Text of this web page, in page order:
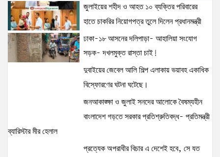
দুবাইয়ের জেবেল আলি শিল্প এলাকায় ভয়াবহ একাধিক
বিস্ফোরণের ঘটনা ঘটেছে।
15 views
ঢাকা-১৮ আসনের দলিপাড়া- আহালিয়া সংযোগ সড়ক-
দখলমুক্ত রাস্তা চাই!
|posted on August 6, 2026
‘তরুণদের উৎসাহ দিলেন যুব ও ক্রীড়া প্রতিমন্ত্রী, এলজিআরডি
জুলাইয়ের শহীদ ও আহত ১০ ব্যক্তির পরিবারের
হাতে চাকরির নিয়োগপত্র তুলে দিলেন প্রধানমন্ত্রী
ঢাকা-১৮ আসনের দলিপাড়া- আহালিয়া সংযোগ
সড়ক- দখলমুক্ত রাস্তা চাই!
দুবাইয়ের জেবেল আলি শিল্প এলাকায় ভয়াবহ একাধিক
বিস্ফোরণের ঘটনা ঘটেছে।
জনআকাঙ্ক্ষা ও জুলাই সনদের আলোকে বৈষম্যহীন
বাংলাদেশ গড়তে সরকার প্রতিশ্রুতিবদ্ধ- প্রতিমন্ত্রী
ব্যারিস্টার মীর হেলাল
প্রত্যেক অপরাধীর বিচার এ দেশেই হবে, সে যত